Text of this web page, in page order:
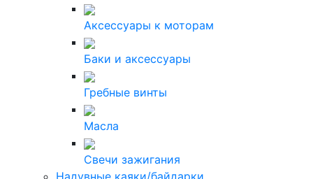
Аксессуары к моторам
Баки и аксессуары
Гребные винты
Масла
Свечи зажигания
Надувные каяки/байдарки